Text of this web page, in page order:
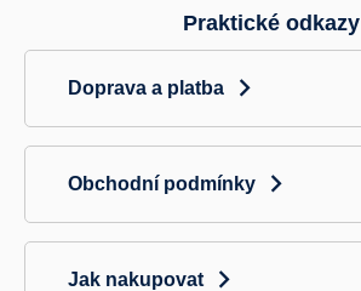
Praktické odkazy
Doprava a platba
Obchodní podmínky
Jak nakupovat